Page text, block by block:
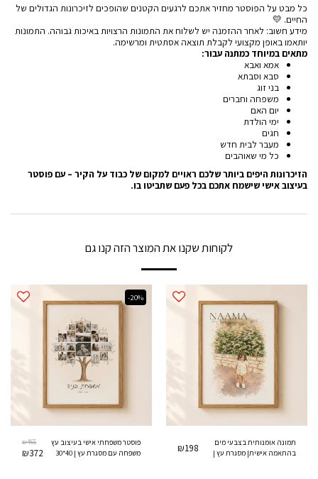
כל מבט על הפוסטר מחזיר אתכם לרגעים הקטנים שהופכים לזיכרונות הגדולים של
החיים. 💛
מידע חשוב: לאחר ההזמנה יש לשלוח את התמונות הרצויות באיכות גבוהה. התמונות
יותאמו באופן מקצועי לקבלת תוצאה אסתטית ומרשימה.
מתאים במיוחד כמתנה עבור:
אמא ואבא
סבא וסבתא
בני זוג
משפחה וחברים
יום האם
ימי הולדת
חגים
מעבר לבית חדש
כל מי שאוהבים
הזיכרונות היפים ביותר שלכם ראויים למקום של כבוד על הקיר – עם פוסטר
בעיצוב אישי שישמח אתכם בכל פעם שתביטו בו.
לקוחות שקנו את המוצר הזה קנו גם
תמונה אומנותית בצבעי מים
בהתאמה אישית| מסגרת עץ |
₪198
-20%
פוסטר משפחתי אישי בעיצוב עץ
משפחה עם מסגרת עץ | 40*30
₪465
₪372